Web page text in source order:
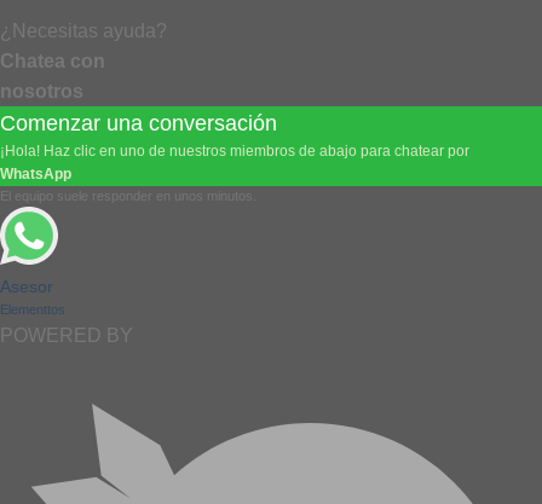
¿Necesitas ayuda?
Chatea con
nosotros
Comenzar una conversación
¡Hola! Haz clic en uno de nuestros miembros de abajo para chatear por
WhatsApp
El equipo suele responder en unos minutos.
Asesor
Elementtos
POWERED BY